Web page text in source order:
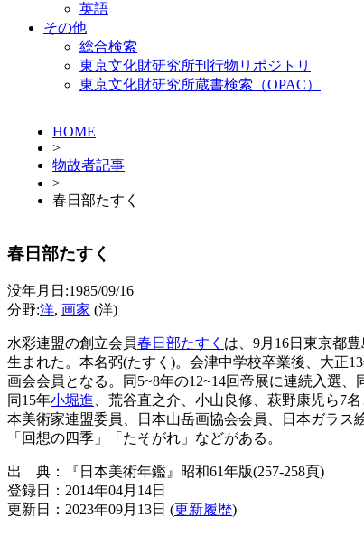
英語
その他
総合検索
東京文化財研究所刊行物リポジトリ
東京文化財研究所蔵書検索（OPAC）
HOME
>
物故者記事
>
春日部たすく
春日部たすく
没年月日:1985/09/16
分野:洋, 画家 (洋)
水彩連盟の創立会員春日部たすく は、9月16日東京都
生まれた。本名弼(たすく)。会津中学校卒業後、大正
画会会員となる。同5~8年の12~14回帝展に連続入選
同15年小堀進 、荒谷直之介、小山良修、萩野康児ら7
本美術家連盟委員、日本山岳画協会会員、日本ガラ
「回想の四季」「たそがれ」などがある。
出 典：『日本美術年鑑』昭和61年版(257-258頁)
登録日：2014年04月14日
更新日：2023年09月13日 (更新履歴)